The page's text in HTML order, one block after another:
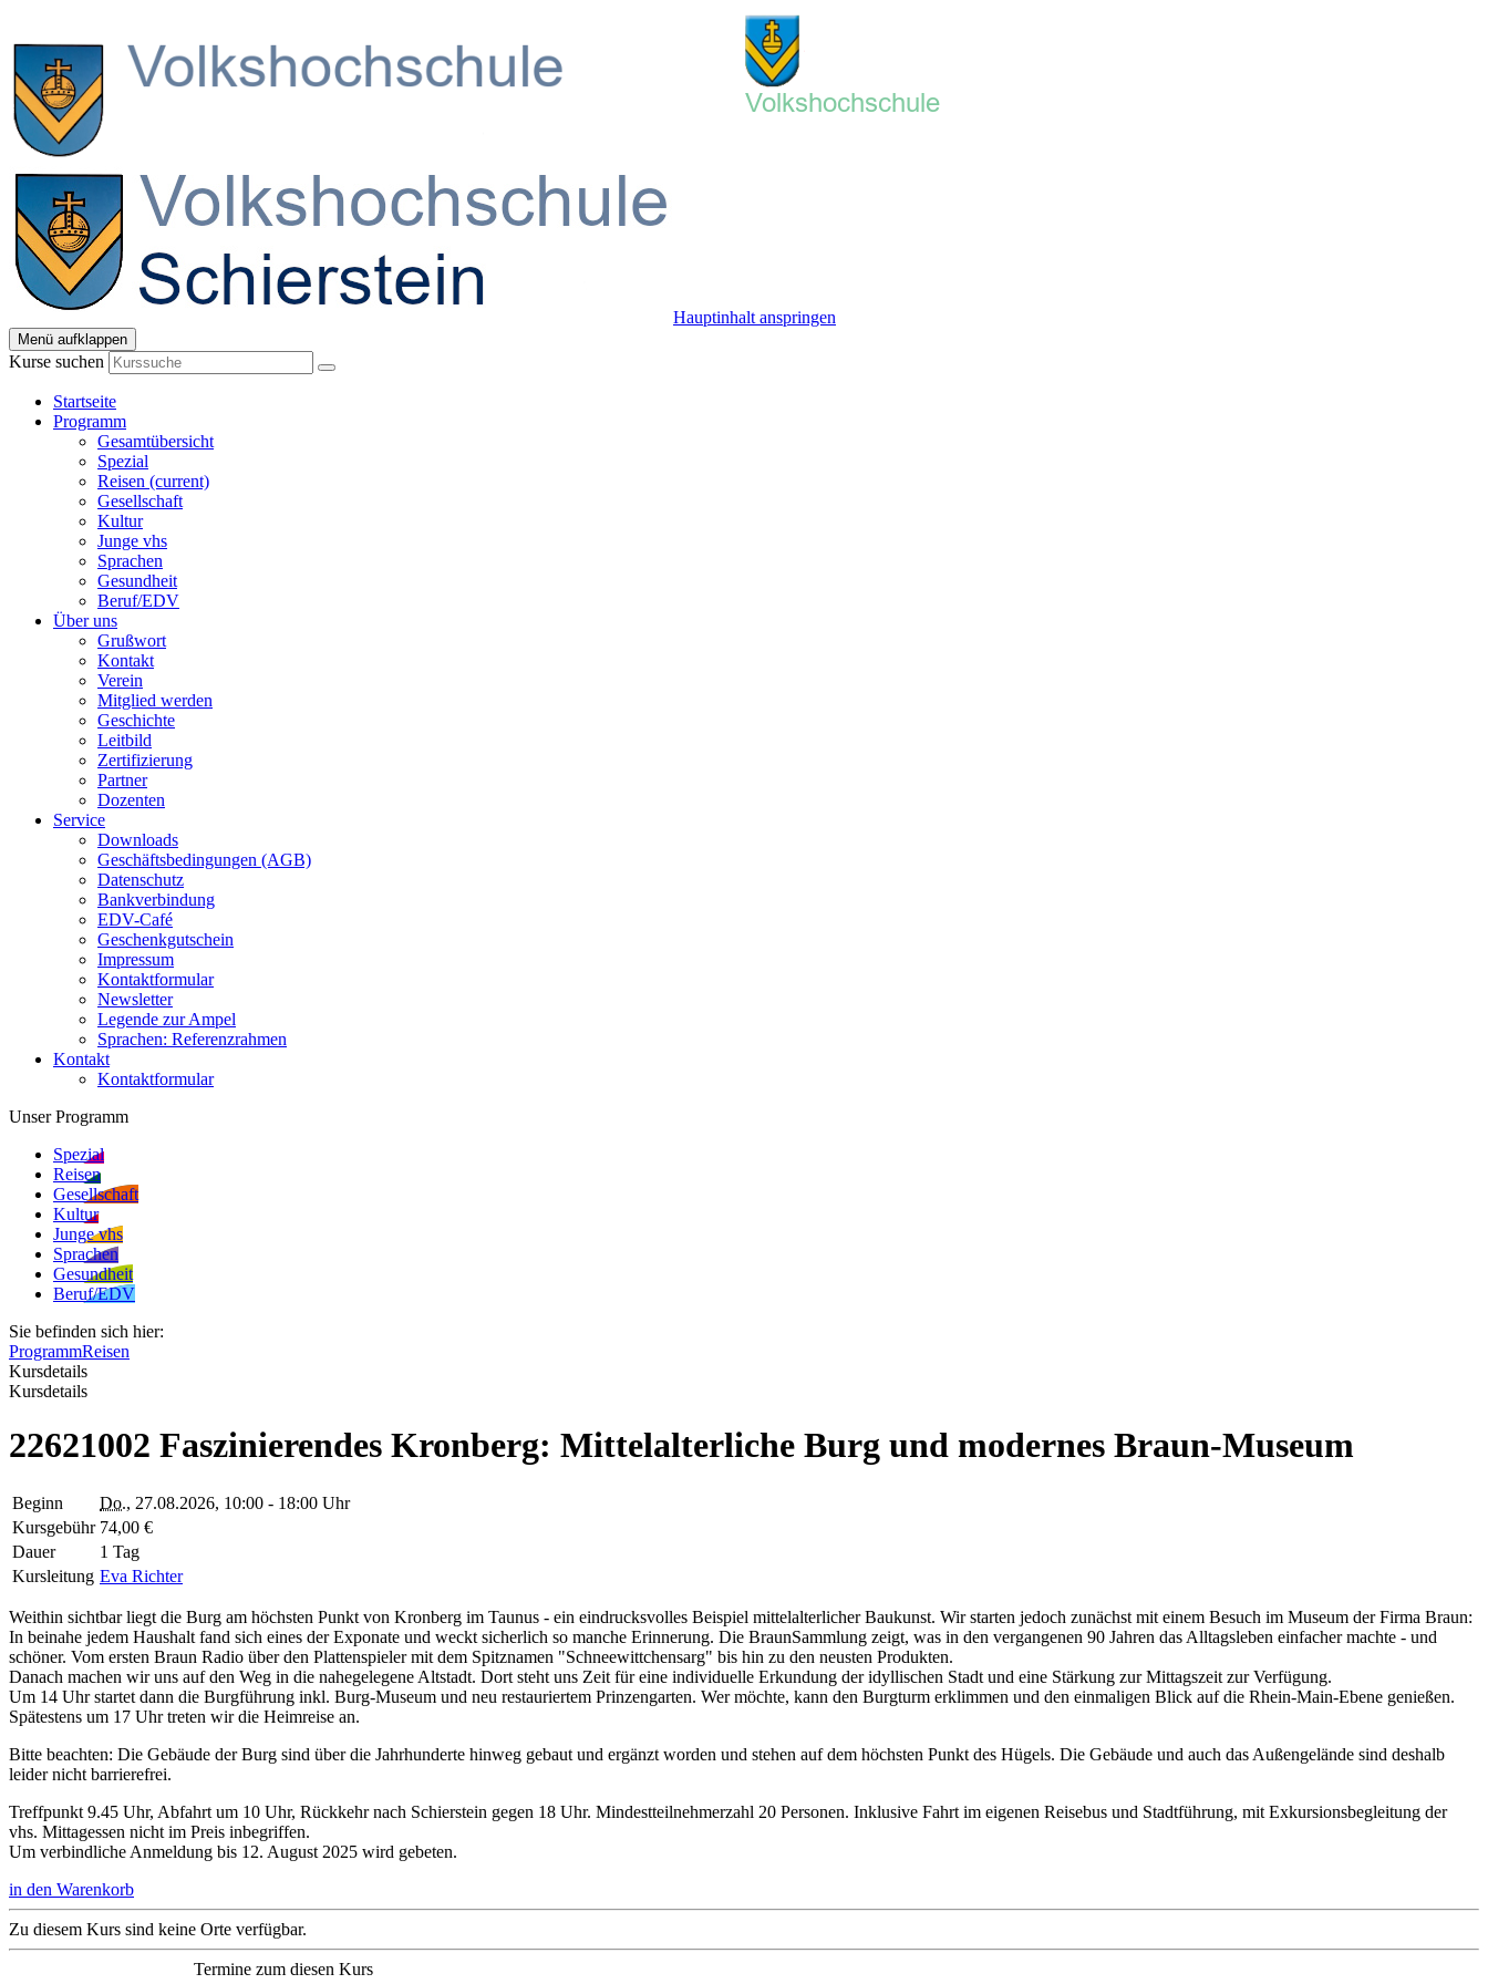
Hauptinhalt anspringen
Menü aufklappen
Kurse suchen
Startseite
Programm
Gesamtübersicht
Spezial
Reisen (current)
Gesellschaft
Kultur
Junge vhs
Sprachen
Gesundheit
Beruf/EDV
Über uns
Grußwort
Kontakt
Verein
Mitglied werden
Geschichte
Leitbild
Zertifizierung
Partner
Dozenten
Service
Downloads
Geschäftsbedingungen (AGB)
Datenschutz
Bankverbindung
EDV-Café
Geschenkgutschein
Impressum
Kontaktformular
Newsletter
Legende zur Ampel
Sprachen: Referenzrahmen
Kontakt
Kontaktformular
Unser Programm
Spezial
Reisen
Gesellschaft
Kultur
Junge vhs
Sprachen
Gesundheit
Beruf/EDV
Sie befinden sich hier:
ProgrammReisen
Kursdetails
Kursdetails
22621002 Faszinierendes Kronberg: Mittelalterliche Burg und modernes Braun-Museum
Beginn Do., 27.08.2026, 10:00 - 18:00 Uhr
Kursgebühr 74,00 €
Dauer
1 Tag
Kursleitung Eva Richter
Weithin sichtbar liegt die Burg am höchsten Punkt von Kronberg im Taunus - ein eindrucksvolles Beispiel mittelalterlicher Baukunst. Wir starten jedoch zunächst mit einem Besuch im Museum der Firma Braun:
In beinahe jedem Haushalt fand sich eines der Exponate und weckt sicherlich so manche Erinnerung. Die BraunSammlung zeigt, was in den vergangenen 90 Jahren das Alltagsleben einfacher machte - und
schöner. Vom ersten Braun Radio über den Plattenspieler mit dem Spitznamen "Schneewittchensarg" bis hin zu den neusten Produkten.
Danach machen wir uns auf den Weg in die nahegelegene Altstadt. Dort steht uns Zeit für eine individuelle Erkundung der idyllischen Stadt und eine Stärkung zur Mittagszeit zur Verfügung.
Um 14 Uhr startet dann die Burgführung inkl. Burg-Museum und neu restauriertem Prinzengarten. Wer möchte, kann den Burgturm erklimmen und den einmaligen Blick auf die Rhein-Main-Ebene genießen.
Spätestens um 17 Uhr treten wir die Heimreise an.
Bitte beachten: Die Gebäude der Burg sind über die Jahrhunderte hinweg gebaut und ergänzt worden und stehen auf dem höchsten Punkt des Hügels. Die Gebäude und auch das Außengelände sind deshalb
leider nicht barrierefrei.
Treffpunkt 9.45 Uhr, Abfahrt um 10 Uhr, Rückkehr nach Schierstein gegen 18 Uhr. Mindestteilnehmerzahl 20 Personen. Inklusive Fahrt im eigenen Reisebus und Stadtführung, mit Exkursionsbegleitung der
vhs. Mittagessen nicht im Preis inbegriffen.
Um verbindliche Anmeldung bis 12. August 2025 wird gebeten.
in den Warenkorb
Zu diesem Kurs sind keine Orte verfügbar.
Termine zum diesen Kurs